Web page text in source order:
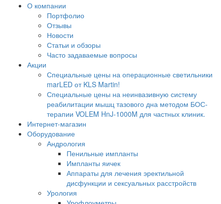
О компании
Портфолио
Отзывы
Новости
Статьи и обзоры
Часто задаваемые вопросы
Акции
Специальные цены на операционные светильники
marLED от KLS Martin!
Специальные цены на неинвазивную систему
реабилитации мышц тазового дна методом БОС-
терапии VOLEM HnJ-1000M для частных клиник.
Интернет-магазин
Оборудование
Андрология
Пенильные импланты
Импланты яичек
Аппараты для лечения эректильной
дисфункции и сексуальных расстройств
Урология